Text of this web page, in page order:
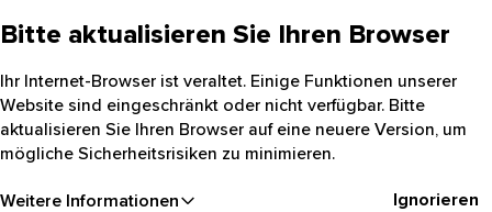
Bitte aktualisieren Sie Ihren Browser
Ihr Internet-Browser ist veraltet. Einige Funktionen unserer
Website sind eingeschränkt oder nicht verfügbar. Bitte
aktualisieren Sie Ihren Browser auf eine neuere Version, um
mögliche Sicherheitsrisiken zu minimieren.
Weitere Informationen Ignorieren